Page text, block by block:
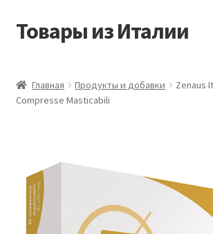
Перейти
Перейти
Товары из Италии
Виды доставки
Корзина
Магазин
Главная Продукты и добавки
Zenaus
Compresse Masticabili